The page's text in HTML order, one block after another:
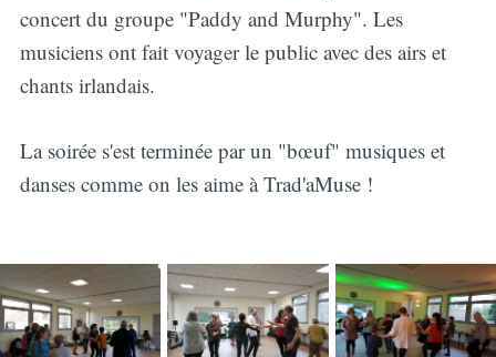
concert du groupe "Paddy and Murphy". Les
musiciens ont fait voyager le public avec des airs et
chants irlandais.
La soirée s'est terminée par un "bœuf" musiques et
danses comme on les aime à Trad'aMuse !